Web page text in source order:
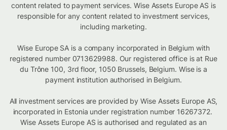
content related to payment services. Wise Assets Europe AS is
responsible for any content related to investment services,
including marketing.
Wise Europe SA is a company incorporated in Belgium with
registered number 0713629988. Our registered office is at Rue
du Trône 100, 3rd floor, 1050 Brussels, Belgium. Wise is a
payment institution authorised in Belgium.
All investment services are provided by Wise Assets Europe AS,
incorporated in Estonia under registration number 16267372.
Wise Assets Europe AS is authorised and regulated as an